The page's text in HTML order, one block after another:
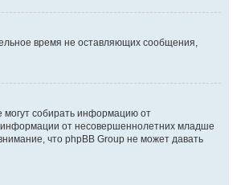
время не оставляющих сообщения,
могут собирать информацию от
информации от несовершеннолетних младше
что phpBB Group не может давать